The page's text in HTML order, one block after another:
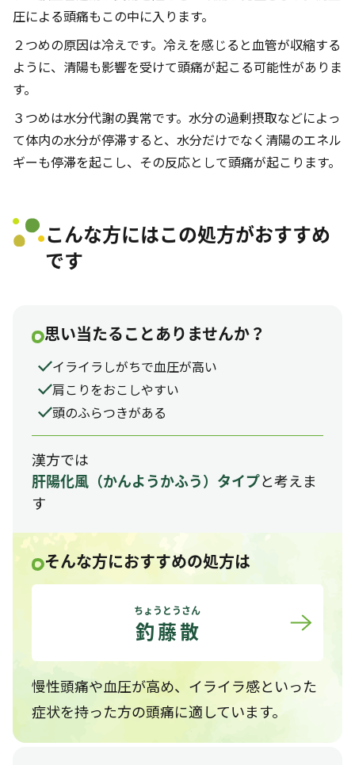
圧による頭痛もこの中に入ります。
２つめの原因は冷えです。冷えを感じると血管が収縮する
ように、清陽も影響を受けて頭痛が起こる可能性がありま
す。
３つめは水分代謝の異常です。水分の過剰摂取などによっ
て体内の水分が停滞すると、水分だけでなく清陽のエネル
ギーも停滞を起こし、その反応として頭痛が起こります。
こんな方にはこの処方がおすすめ
です
思い当たることありませんか？
イライラしがちで血圧が高い
肩こりをおこしやすい
頭のふらつきがある
漢方では
肝陽化風 （かんようかふう） タイプと考えま
す
そんな方におすすめの処方は
釣藤散
ちょうとうさん
慢性頭痛や血圧が高め、イライラ感といった
症状を持った方の頭痛に適しています。